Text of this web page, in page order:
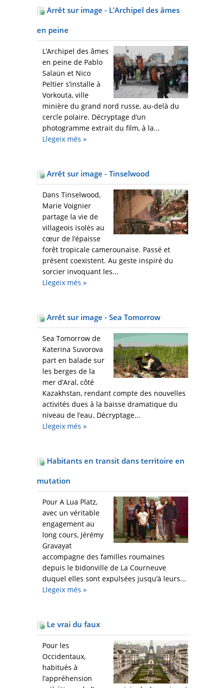
Arrêt sur image - L’Archipel des âmes
en peine
L’Archipel des âmes
en peine de Pablo
Salaün et Nico
Peltier s’installe à
Vorkouta, ville
minière du grand nord russe, au-delà du
cercle polaire. Décryptage d’un
photogramme extrait du film, à la...
Llegeix més »
Arrêt sur image - Tinselwood
Dans Tinselwood,
Marie Voignier
partage la vie de
villageois isolés au
cœur de l’épaisse
forêt tropicale camerounaise. Passé et
présent coexistent. Au geste inspiré du
sorcier invoquant les...
Llegeix més »
Arrêt sur image - Sea Tomorrow
Sea Tomorrow de
Katerina Suvorova
part en balade sur
les berges de la
mer d’Aral, côté
Kazakhstan, rendant compte des nouvelles
activités dues à la baisse dramatique du
niveau de l’eau. Décryptage...
Llegeix més »
Habitants en transit dans territoire en
mutation
Pour A Lua Platz,
avec un véritable
engagement au
long cours, Jérémy
Gravayat
accompagne des familles roumaines
depuis le bidonville de La Courneuve
duquel elles sont expulsées jusqu’à leurs...
Llegeix més »
Le vrai du faux
Pour les
Occidentaux,
habitués à
l’appréhension